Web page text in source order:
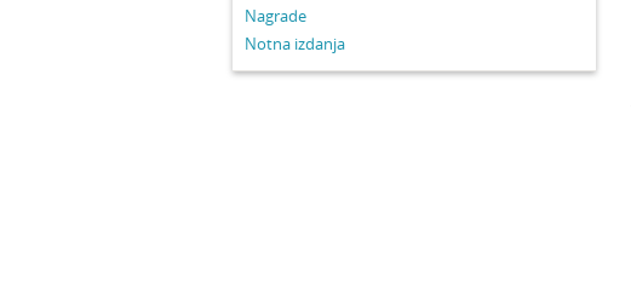
Nagrade
Notna izdanja